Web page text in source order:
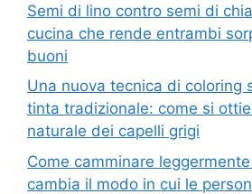
Semi di lino contro semi di
cucina che rende entrambi
buoni
Una nuova tecnica di coloring
tinta tradizionale: come si
naturale dei capelli grigi
Come camminare
cambia il modo in cui le